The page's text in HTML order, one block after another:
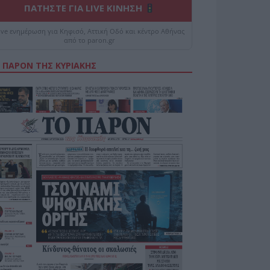
ΠΑΤΗΣΤΕ ΓΙΑ LIVE ΚΙΝΗΣΗ
ενημέρωση για Κηφισό, Αττική Οδό και κέντρο Αθήνας
από το paron.gr
ΤΗΣ ΚΥΡΙΑΚΗΣ